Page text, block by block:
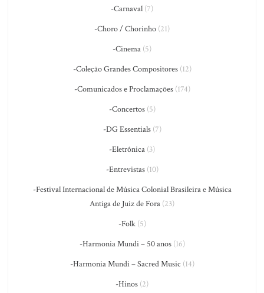
-Carnaval (7)
-Choro / Chorinho (21)
-Cinema (5)
-Coleção Grandes Compositores(12)
-Comunicados e Proclamações(174)
-Concertos(5)
-DG Essentials(7)
-Eletrônica (3)
-Entrevistas(10)
-Festival Internacional de Música Colonial Brasileira e Música
Antiga de Juiz de Fora (23)
-Folk(5)
-Harmonia Mundi – 50 anos(16)
-Harmonia Mundi – Sacred Music (14)
-Hinos (2)